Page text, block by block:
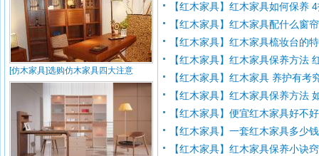
[仿木家具]选购仿木家具四大注意
【红木家具】红木家具如何保养
【红木家具】红木家具配什么窗
【红木家具】红木家具梳妆台的
【红木家具】红木家具保养方法
【红木家具】红木家具 养护有考
【红木家具】红木家具保养方法
【红木家具】便宜红木家具好不
【红木家具】一套红木家具多少
【红木家具】红木家具保养小诀